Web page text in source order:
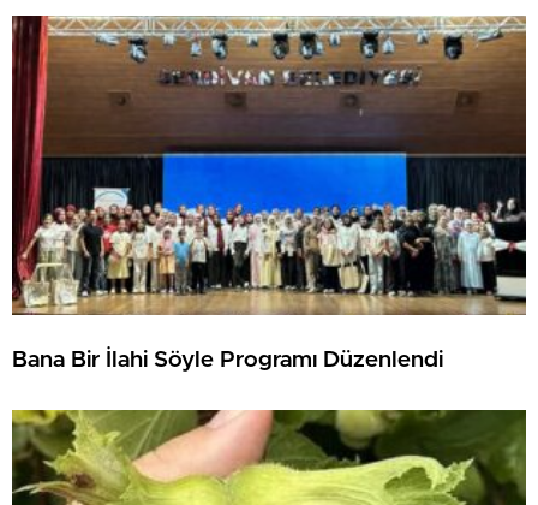
Bana Bir İlahi Söyle Programı Düzenlendi